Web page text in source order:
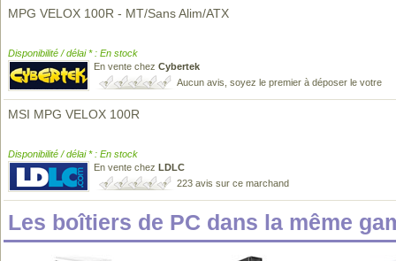
MPG VELOX 100R - MT/Sans Alim/ATX
Disponibilité / délai * : En stock
En vente chez Cybertek
Aucun avis, soyez le premier à déposer le votre
MSI MPG VELOX 100R
Disponibilité / délai * : En stock
En vente chez LDLC
223 avis sur ce marchand
Les boîtiers de PC dans la même